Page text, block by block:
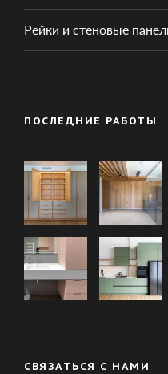
Рейки и стеновые
ПОСЛЕДНИЕ РАБОТЫ
СВЯЗАТЬСЯ С НАМИ